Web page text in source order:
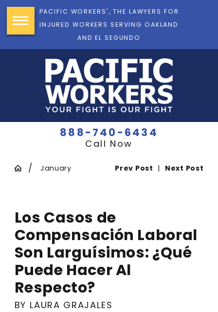
PACIFIC WORKERS', THE LAWYERS FOR
INJURED WORKERS SERVING OAKLAND
AND EL SEGUNDO
888-740-6434
Call Now
January Prev Post | Next Post
Los Casos de
Compensación Laboral
Son Larguísimos: ¿Qué
Puede Hacer Al
Respecto?
BY LAURA GRAJALES